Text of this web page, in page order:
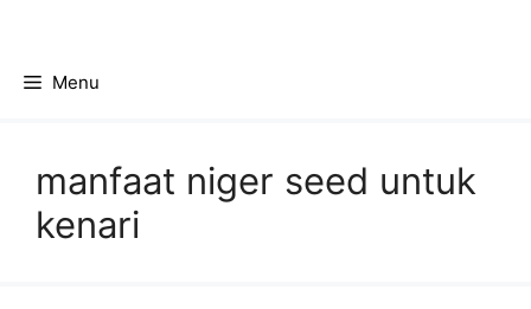
contentMenu
manfaat niger seed untuk
kenari